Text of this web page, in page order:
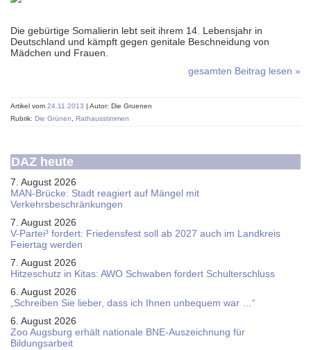
Die gebürtige Somalierin lebt seit ihrem 14. Lebensjahr in
Deutschland und kämpft gegen genitale Beschneidung von
Mädchen und Frauen.
gesamten Beitrag lesen »
Artikel vom 24.11.2013 | Autor: Die Gruenen
Rubrik: Die Grünen, Rathausstimmen
DAZ heute
7. August 2026
MAN-Brücke: Stadt reagiert auf Mängel mit
Verkehrsbeschränkungen
7. August 2026
V-Partei­³ fordert: Friedens­fest soll ab 2027 auch im Land­kreis
Feier­tag werden
7. August 2026
Hitzeschutz in Kitas: AWO Schwaben fordert Schulterschluss
6. August 2026
„Schreiben Sie lieber, dass ich Ihnen unbequem war …“
6. August 2026
Zoo Augsburg erhält nationale BNE-Auszeichnung für
Bildungsarbeit